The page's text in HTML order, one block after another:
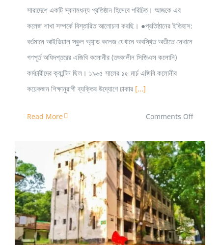
সারাদেশে একটি স্বনামধন্য প্রতিষ্ঠান হিসেবে পরিচিত। আজকে এর
কলেজ শাখা সম্পর্কে বিস্তারিত আলোচনা করছি। ●প্রতিষ্ঠানের ইতিহাস:
বর্তমানে আইডিয়াল স্কুল অ্যান্ড কলেজ যেখানে অবস্থিত অতীতে সেখানে
গণপূর্ত অধিদপ্তরের এজিবি কলোনীর (তৎকালীন সিজিএস কলোনি)
কর্মচারীদের ক্যান্টিন ছিল। ১৯৬৫ সালের ১৫ মার্চ এজিবি কলোনীর
কয়েকজন শিক্ষানুরাগী ব্যক্তির উদ্যোগে ঢাকার [...]
Read More Comments Offon
স্কুল
অ্যান্ড
কলেজ
সরকারি বিজ্ঞান কলেজ